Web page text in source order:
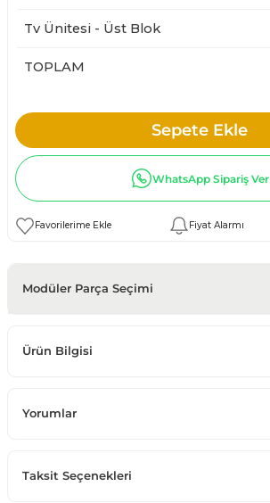
Tv Ünitesi - Üst Blok
TOPLAM
Sepete Ekle
WhatsApp Sipariş Ver
Fiyat Alarmı
Modüler Parça Seçimi
Ürün Bilgisi
Yorumlar
Taksit Seçenekleri